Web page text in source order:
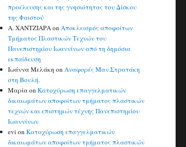
προέλευσης και της γνησιότητας του Δίσκου
της Φαιστού
Α. ΧΑΝΤΖΙΑΡΑonΑποκλεισμός αποφοίτων
Τμήματος Πλαστικών Τεχνών του
Πανεπιστημίου Ιωαννίνων από τη δημόσια
εκπαίδευση
Ιωάννα Μελάκη onΑναφορές Μαν.Στρατάκη
στη Βουλή.
ΜαρίαonΚατοχύρωση επαγγελματικών
δικαιωμάτων αποφοίτων τμήματος πλαστικών
τεχνών και επιστημών τέχνης Πανεπιστημίου
Ιωαννίνων
evi onΚατοχύρωση επαγγελματικών
δικαιωμάτων αποφοίτων τμήματος πλαστικών